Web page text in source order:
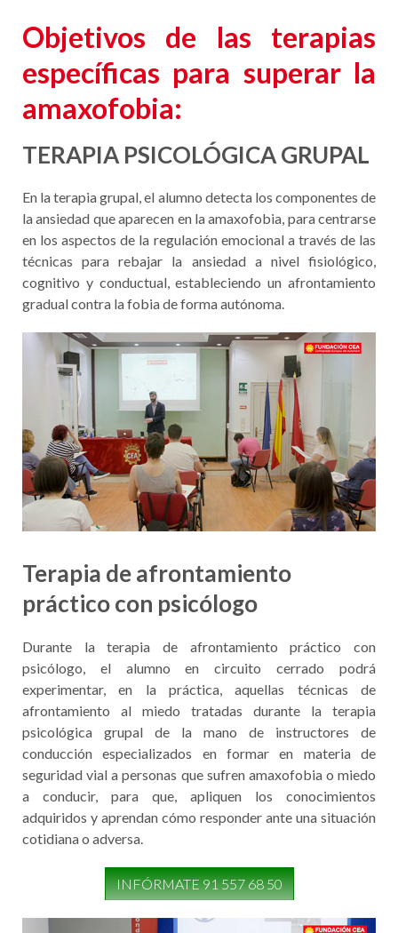
Objetivos de las terapias
específicas para superar la
amaxofobia:
TERAPIA PSICOLÓGICA GRUPAL
En la terapia grupal, el alumno detecta los componentes de
la ansiedad que aparecen en la amaxofobia, para centrarse
en los aspectos de la regulación emocional a través de las
técnicas para rebajar la ansiedad a nivel fisiológico,
cognitivo y conductual, estableciendo un afrontamiento
gradual contra la fobia de forma autónoma.
Terapia de afrontamiento
práctico con psicólogo
Durante la terapia de afrontamiento práctico con
psicólogo, el alumno en circuito cerrado podrá
experimentar, en la práctica, aquellas técnicas de
afrontamiento al miedo tratadas durante la terapia
psicológica grupal de la mano de instructores de
conducción especializados en formar en materia de
seguridad vial a personas que sufren amaxofobia o miedo
a conducir, para que, apliquen los conocimientos
adquiridos y aprendan cómo responder ante una situación
cotidiana o adversa.
INFÓRMATE 91 557 68 50